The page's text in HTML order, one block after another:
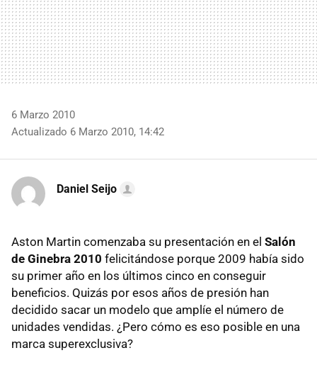
6 Marzo 2010
Actualizado 6 Marzo 2010, 14:42
Daniel Seijo
Aston Martin comenzaba su presentación en el Salón
de Ginebra 2010 felicitándose porque 2009 había sido
su primer año en los últimos cinco en conseguir
beneficios. Quizás por esos años de presión han
decidido sacar un modelo que amplíe el número de
unidades vendidas. ¿Pero cómo es eso posible en una
marca superexclusiva?